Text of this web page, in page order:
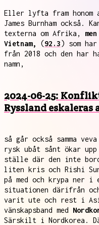
Eller lyfta fram
James Burnham också.
texterna om Afrika,
Vietnam,
(92.3) som har
från 2018 och den har
namn,
2024-06-25:
Ryssland eskaleras
så går också samma
rysk ubåt sånt ökar
ställe där den inte
liten kris och Rishi
på med och krypa ner i
situationen därifrån
varit ute och rest i
vänskapsband med
Särskilt i Nordkorea.